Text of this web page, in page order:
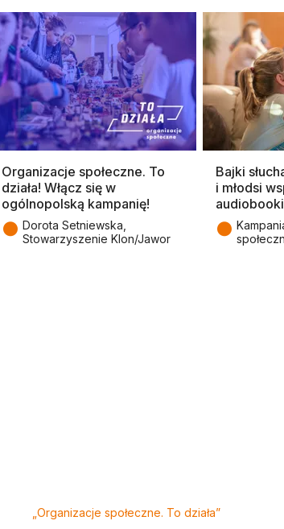
Organizacje społeczne. To
działa! Włącz się w
ogólnopolską kampanię!
● Dorota Setniewska,
Stowarzyszenie Klon/Jawor
Bajki
i młodsi
●
„Organizacje społeczne. To działa”